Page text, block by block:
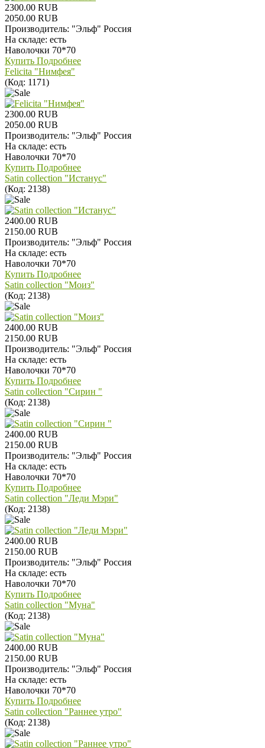
2300.00 RUB
2050.00 RUB
Производитель: "Эльф" Россия
На складе: есть
Наволочки 70*70
Купить Подробнее
Felicita "Нимфея"
(Код: 1171)
2300.00 RUB
2050.00 RUB
Производитель: "Эльф" Россия
На складе: есть
Наволочки 70*70
Купить Подробнее
Satin collection "Истанус"
(Код: 2138)
2400.00 RUB
2150.00 RUB
Производитель: "Эльф" Россия
На складе: есть
Наволочки 70*70
Купить Подробнее
Satin collection "Моиз"
(Код: 2138)
2400.00 RUB
2150.00 RUB
Производитель: "Эльф" Россия
На складе: есть
Наволочки 70*70
Купить Подробнее
Satin collection "Сирин "
(Код: 2138)
2400.00 RUB
2150.00 RUB
Производитель: "Эльф" Россия
На складе: есть
Наволочки 70*70
Купить Подробнее
Satin collection "Леди Мэри"
(Код: 2138)
2400.00 RUB
2150.00 RUB
Производитель: "Эльф" Россия
На складе: есть
Наволочки 70*70
Купить Подробнее
Satin collection "Муна"
(Код: 2138)
2400.00 RUB
2150.00 RUB
Производитель: "Эльф" Россия
На складе: есть
Наволочки 70*70
Купить Подробнее
Satin collection "Раннее утро"
(Код: 2138)